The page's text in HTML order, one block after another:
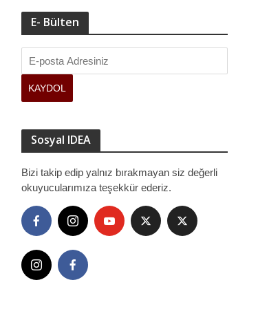
E- Bülten
Sosyal IDEA
Bizi takip edip yalnız bırakmayan siz değerli
okuyucularımıza teşekkür ederiz.